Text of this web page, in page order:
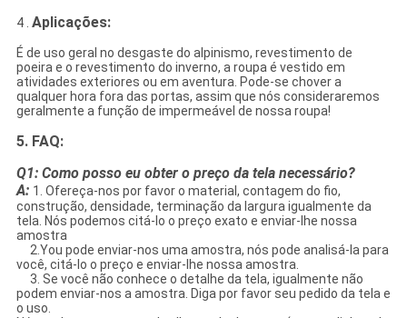
4 . Aplicações:
É de uso geral no desgaste do alpinismo, revestimento de
poeira e o revestimento do inverno, a roupa é vestido em
atividades exteriores ou em aventura. Pode-se chover a
qualquer hora fora das portas, assim que nós consideraremos
geralmente a função de impermeável de nossa roupa!
5. FAQ:
Q1: Como posso eu obter o preço da tela necessário?
A: 1. Ofereça-nos por favor o material, contagem do fio,
construção, densidade, terminação da largura igualmente da
tela. Nós podemos citá-lo o preço exato e enviar-lhe nossa
amostra
2.You pode enviar-nos uma amostra, nós pode analisá-la para
você, citá-lo o preço e enviar-lhe nossa amostra.
3. Se você não conhece o detalhe da tela, igualmente não
podem enviar-nos a amostra. Diga por favor seu pedido da tela e
o uso.